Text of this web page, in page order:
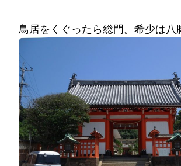
鳥居をくぐったら総門。希少は八